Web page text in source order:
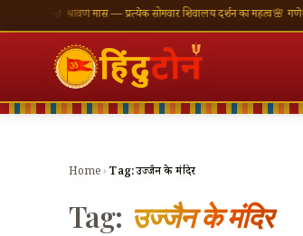
🪔 श्रावण मास — प्रत्येक सोमवार शिवालय दर्शन का महत्व🌸 गणेश
Home › Tag:उज्जैन के मंदिर
Tag: उज्जैन के मंदिर